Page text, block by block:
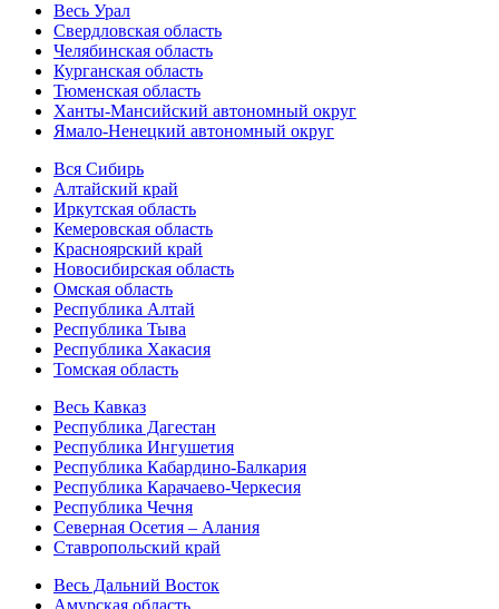
Весь Урал
Свердловская область
Челябинская область
Курганская область
Тюменская область
Ханты-Мансийский автономный округ
Ямало-Ненецкий автономный округ
Вся Сибирь
Алтайский край
Иркутская область
Кемеровская область
Красноярский край
Новосибирская область
Омская область
Республика Алтай
Республика Тыва
Республика Хакасия
Томская область
Весь Кавказ
Республика Дагестан
Республика Ингушетия
Республика Кабардино-Балкария
Республика Карачаево-Черкесия
Республика Чечня
Северная Осетия – Алания
Ставропольский край
Весь Дальний Восток
Амурская область